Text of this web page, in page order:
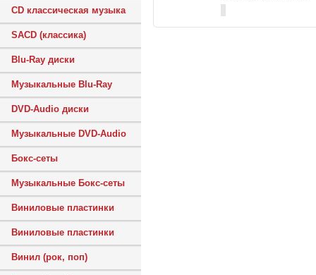
CD классическая музыка
SACD (классика)
Blu-Ray диски
Музыкальные Blu-Ray
DVD-Audio диски
Музыкальные DVD-Audio
Бокс-сеты
Музыкальные Бокс-сеты
Виниловые пластинки
Виниловые пластинки
Винил (рок, поп)